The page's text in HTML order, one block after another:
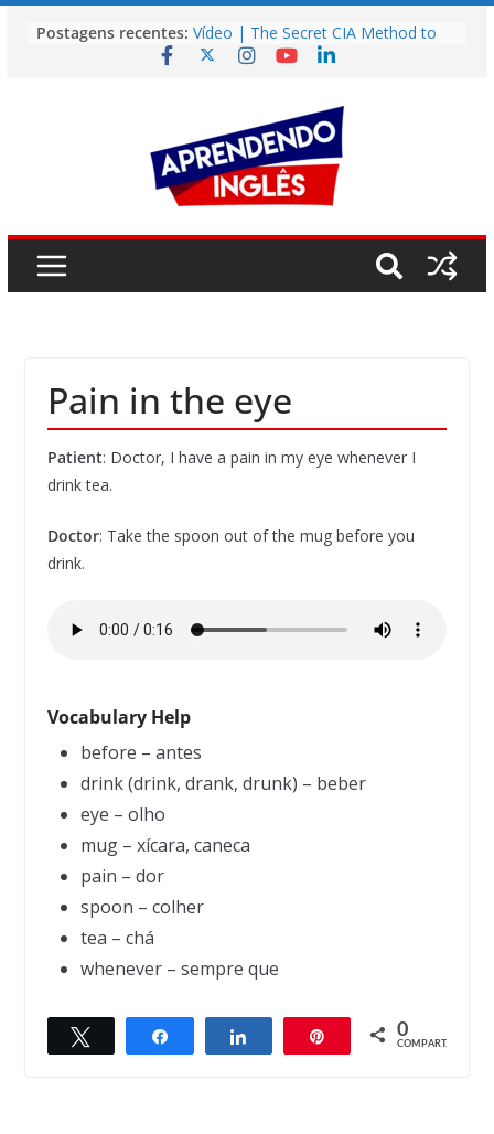
para
Postagens recentes: Vídeo | The Secret CIA Method to
Learn Any Language in 11 Days
Vídeo | Do imaginary friends make
you smarter?
Story | Brasília: The City That Rose
from the Wilderness
Easy English Song | Somewhere
Over the Rainbow (Israel
Pain in the eye
Patient: Doctor, I have a pain in my eye whenever I
drink tea.
Doctor: Take the spoon out of the mug before you
drink.
Vocabulary Help
before – antes
drink (drink, drank, drunk) – beber
eye – olho
mug – xícara, caneca
pain – dor
spoon – colher
tea – chá
whenever – sempre que
Compartilhar Compartilhar 0
COMPART.
← Previous
Next →